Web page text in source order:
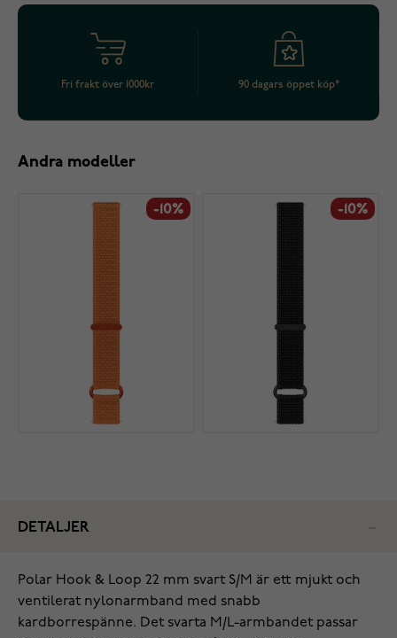
Fri frakt över 1000kr 90 dagars öppet köp*
Andra modeller
-10% -10%
DETALJER
Polar Hook & Loop 22 mm svart S/M är ett mjukt och
ventilerat nylonarmband med snabb
kardborrespänne. Det svarta M/L-armbandet passar